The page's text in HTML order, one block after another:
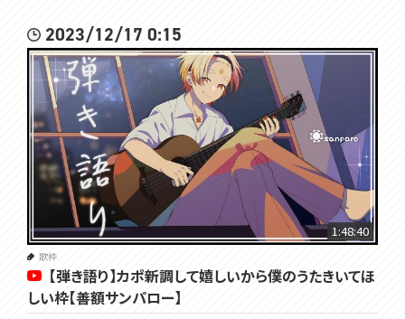
2023/12/17 0:15
1:48:40
歌枠
【弾き語り】カポ新調して嬉しいから僕のうたきいてほ
しい枠【善額サンパロー】